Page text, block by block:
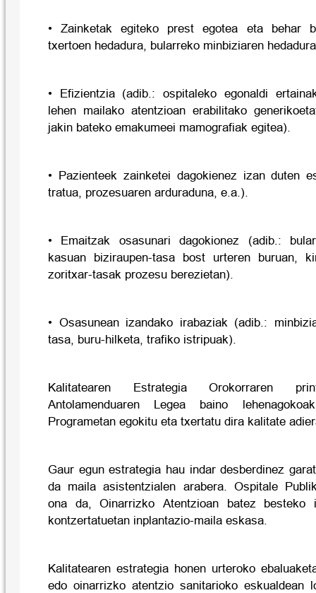
• Zainketak egiteko prest egotea eta behar
txertoen hedadura, bularreko minbiziaren
• Efizientzia (adib.: ospitaleko egonaldi
lehen mailako atentzioan erabilitako
jakin bateko emakumeei mamografiak egitea).
• Pazienteek zainketei dagokienez izan duten
tratua, prozesuaren arduraduna, e.a.).
• Emaitzak osasunari dagokionez (adib.:
kasuan biziraupen-tasa bost urteren buruan,
zoritxar-tasak prozesu berezietan).
• Osasunean izandako irabaziak (adib.:
tasa, buru-hilketa, trafiko istripuak).
Kalitatearen Estrategia Orokorraren
Antolamenduaren Legea baino
Programetan egokitu eta txertatu dira kalitate
Gaur egun estrategia hau indar desberdinez
da maila asistentzialen arabera. Ospitale
ona da, Oinarrizko Atentzioan batez besteko
kontzertatuetan inplantazio-maila eskasa.
Kalitatearen estrategia honen urteroko
edo oinarrizko atentzio sanitarioko eskualdean